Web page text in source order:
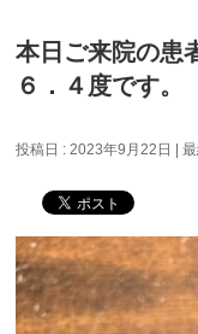
本日ご来院の患
６．４度です。
投稿日 : 2023年9月22日